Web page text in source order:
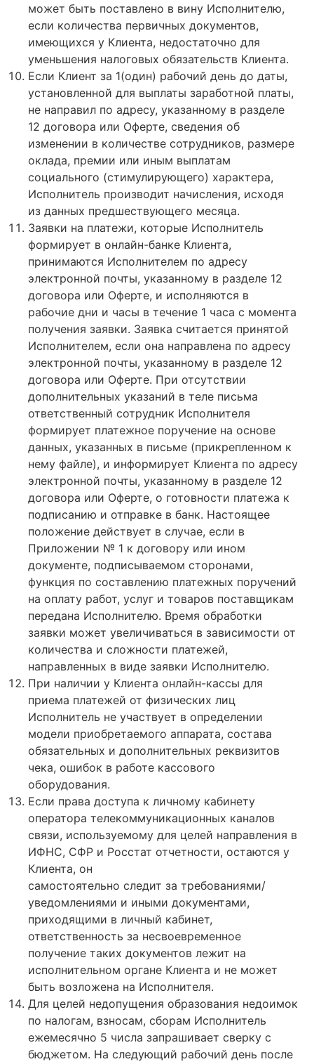
может быть поставлено в вину Исполнителю,
если количества первичных документов,
имеющихся у Клиента, недостаточно для
уменьшения налоговых обязательств Клиента.
Если Клиент за 1(один) рабочий день до даты,
установленной для выплаты заработной платы,
не направил по адресу, указанному в разделе
12 договора или Оферте, сведения об
изменении в количестве сотрудников, размере
оклада, премии или иным выплатам
социального (стимулирующего) характера,
Исполнитель производит начисления, исходя
из данных предшествующего месяца.
Заявки на платежи, которые Исполнитель
формирует в онлайн-банке Клиента,
принимаются Исполнителем по адресу
электронной почты, указанному в разделе 12
договора или Оферте, и исполняются в
рабочие дни и часы в течение 1 часа с момента
получения заявки. Заявка считается принятой
Исполнителем, если она направлена по адресу
электронной почты, указанному в разделе 12
договора или Оферте. При отсутствии
дополнительных указаний в теле письма
ответственный сотрудник Исполнителя
формирует платежное поручение на основе
данных, указанных в письме (прикрепленном к
нему файле), и информирует Клиента по адресу
электронной почты, указанному в разделе 12
договора или Оферте, о готовности платежа к
подписанию и отправке в банк. Настоящее
положение действует в случае, если в
Приложении № 1 к договору или ином
документе, подписываемом сторонами,
функция по составлению платежных поручений
на оплату работ, услуг и товаров поставщикам
передана Исполнителю. Время обработки
заявки может увеличиваться в зависимости от
количества и сложности платежей,
направленных в виде заявки Исполнителю.
При наличии у Клиента онлайн-кассы для
приема платежей от физических лиц
Исполнитель не участвует в определении
модели приобретаемого аппарата, состава
обязательных и дополнительных реквизитов
чека, ошибок в работе кассового
оборудования.
Если права доступа к личному кабинету
оператора телекоммуникационных каналов
связи, используемому для целей направления в
ИФНС, СФР и Росстат отчетности, остаются у
Клиента, он
самостоятельно следит за требованиями/
уведомлениями и иными документами,
приходящими в личный кабинет,
ответственность за несвоевременное
получение таких документов лежит на
исполнительном органе Клиента и не может
быть возложена на Исполнителя.
Для целей недопущения образования недоимок
по налогам, взносам, сборам Исполнитель
ежемесячно 5 числа запрашивает сверку с
бюджетом. На следующий рабочий день после